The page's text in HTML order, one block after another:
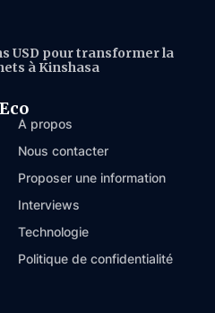
USD pour transformer la
à Kinshasa
À propos
Nous contacter
Proposer une information
Interviews
Technologie
Politique de confidentialité